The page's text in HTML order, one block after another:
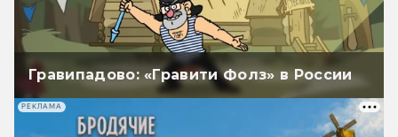
Гравипадово: «Гравити Фолз» в России
РЕКЛАМА